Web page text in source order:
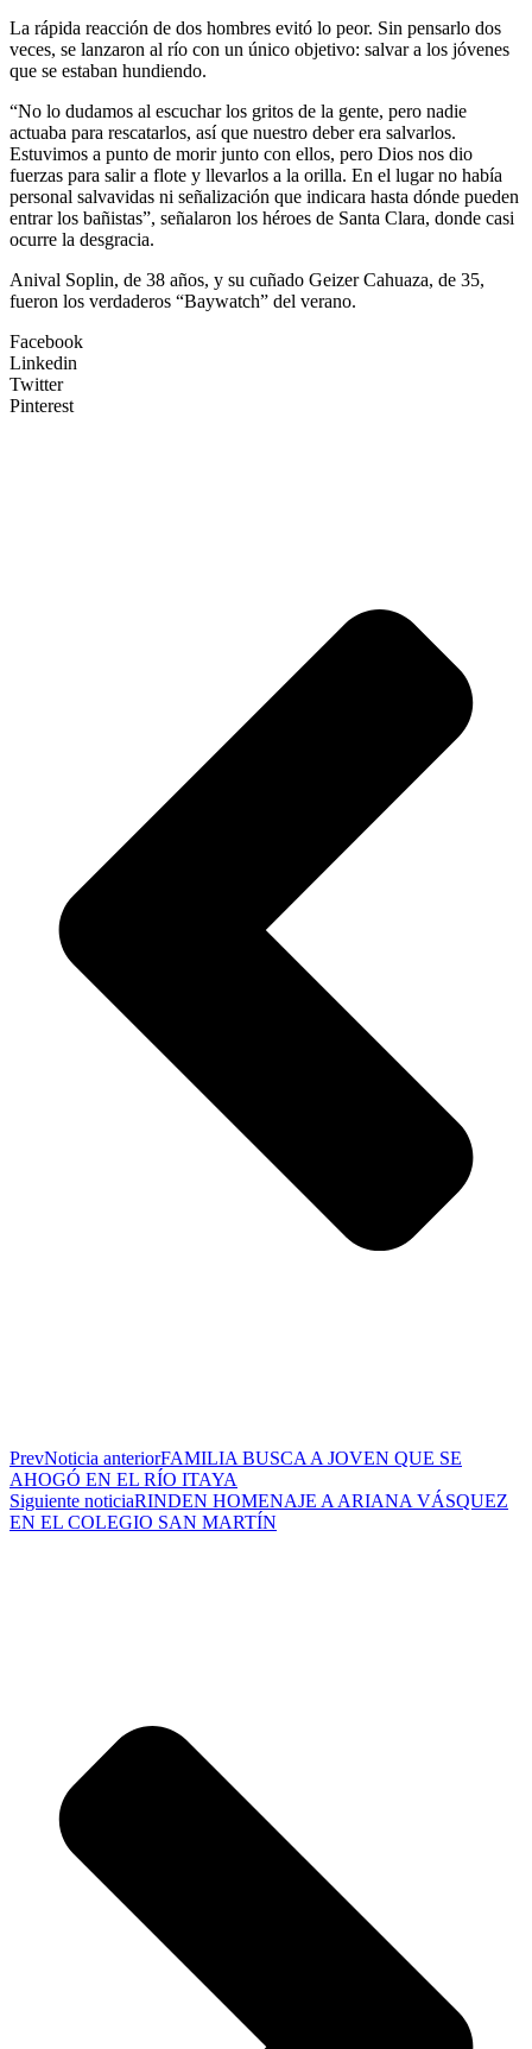
La rápida reacción de dos hombres evitó lo peor. Sin pensarlo dos
veces, se lanzaron al río con un único objetivo: salvar a los jóvenes
que se estaban hundiendo.
“No lo dudamos al escuchar los gritos de la gente, pero nadie
actuaba para rescatarlos, así que nuestro deber era salvarlos.
Estuvimos a punto de morir junto con ellos, pero Dios nos dio
fuerzas para salir a flote y llevarlos a la orilla. En el lugar no había
personal salvavidas ni señalización que indicara hasta dónde pueden
entrar los bañistas”, señalaron los héroes de Santa Clara, donde casi
ocurre la desgracia.
Anival Soplin, de 38 años, y su cuñado Geizer Cahuaza, de 35,
fueron los verdaderos “Baywatch” del verano.
Facebook
Linkedin
Twitter
Pinterest
PrevNoticia anteriorFAMILIA BUSCA A JOVEN QUE SE
AHOGÓ EN EL RÍO ITAYA
Siguiente noticiaRINDEN HOMENAJE A ARIANA VÁSQUEZ
EN EL COLEGIO SAN MARTÍN